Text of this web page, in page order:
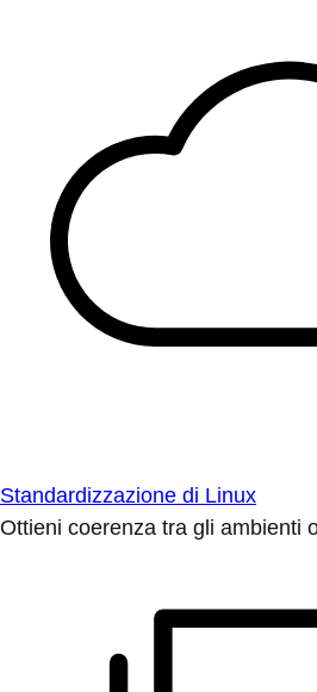
Standardizzazione di Linux
Ottieni coerenza tra gli ambienti